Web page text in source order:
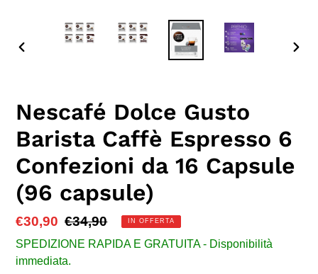
Nescafé Dolce Gusto
Barista Caffè Espresso 6
Confezioni da 16 Capsule
(96 capsule)
Prezzo
scontato
€30,90 Prezzo
di
listino
€34,90 IN OFFERTA
SPEDIZIONE RAPIDA E GRATUITA - Disponibilità
immediata.